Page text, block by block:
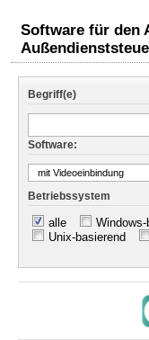
Software für den
Begriff(e)
Software:
mit Videoeinbindung
Betriebssystem
alle Windows-
Unix-basierend